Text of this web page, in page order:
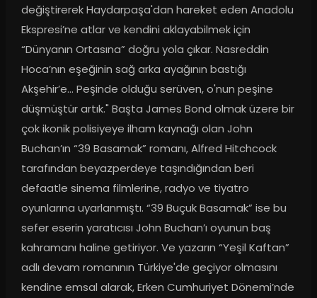
değiştirerek Haydarpaşa'dan hareket eden Anadolu
Ekspresi’ne atlar ve kendini aklayabilmek için
“Dünyanın Ortasına” doğru yola çıkar. Nasreddin
Hoca’nın eşeğinin sağ arka ayağının bastığı
Akşehir’e… Peşinde olduğu serüven, o'nun peşine
düşmüştür artık." Başta James Bond olmak üzere bir
çok ikonik polisiyeye ilham kaynağı olan John
Buchan’ın “39 Basamak” romanı, Alfred Hitchcock
tarafından beyazperdeye taşındığından beri
defaatle sinema filmlerine, radyo ve tiyatro
oyunlarına uyarlanmıştı. “39 Buçuk Basamak” ise bu
sefer eserin yaratıcısı John Buchan’ı oyunun baş
kahramanı haline getiriyor. Ve yazarın “Yeşil Kaftan”
adlı devam romanının Türkiye'de geçiyor olmasını
kendine emsal alarak, Erken Cumhuriyet Dönemi’nde